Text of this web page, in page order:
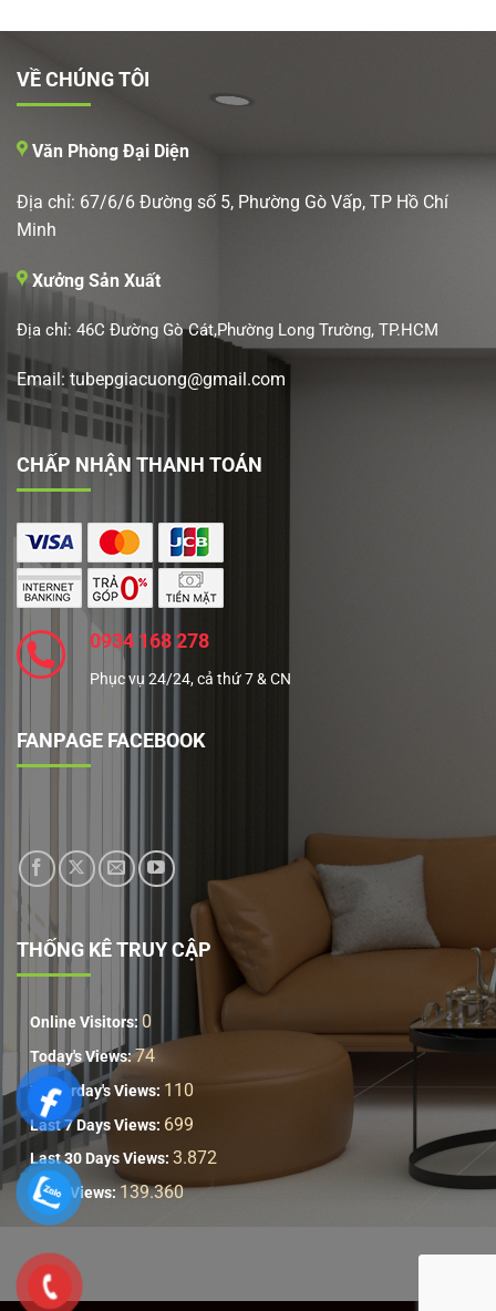
VỀ CHÚNG TÔI
Văn Phòng Đại Diện
Địa chỉ: 67/6/6 Đường số 5, Phường Gò Vấp, TP Hồ Chí
Minh
Xưởng Sản Xuất
Địa chỉ: 46C Đường Gò Cát,Phường Long Trường, TP.HCM
Email: tubepgiacuong@gmail.com
CHẤP NHẬN THANH TOÁN
0934 168 278
Phục vụ 24/24, cả thứ 7 & CN
FANPAGE FACEBOOK
THỐNG KÊ TRUY CẬP
Online Visitors: 0
Today's Views:74
Yesterday's Views: 110
Last 7 Days Views: 699
Last 30 Days Views: 3.872
Total Views:139.360